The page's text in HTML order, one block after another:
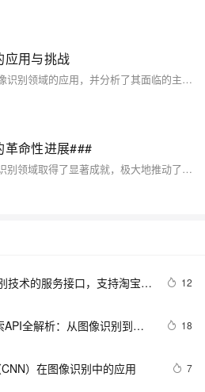
应用与挑战
本文探讨了深度学习技术在图像识别领域的应用，并分析了其面临的主要挑战。通过综述深度学习模型的基本原理、图像识别任务的特点以及当前的研究进展，本文旨在为读者提供一个关于深度学习在图像识别中应用的全面视角。
革命性进展###
近年来，深度学习技术在图像识别领域取得了显著成就，极大地推动了人工智能的发展。本文探讨了深度学习模型如何通过模拟人类视觉系统来提高图像识别的准确性和效率，并分析了几种主流的深度学习架构及其在实际应用中的表现。此外，还讨论了当前面临的挑战及未来可能的发展方向。 ###
技术的服务接口，支持淘宝、
12
全解析：从图像识别到商
18
）在图像识别中的应用 7